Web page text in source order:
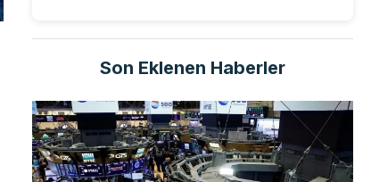
Son Eklenen Haberler